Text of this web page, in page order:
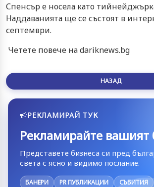
Спенсър е носела като
Наддаванията ще се състоят в
септември.
Четете повече на dariknews.bg
НАЗАД
РЕКЛАМИРАЙ ТУК
Рекламирайте вашият
Представете бизнеса си пред
света с ясно и видимо послание.
БАНЕРИ PR ПУБЛИКАЦИИ СЪБИТИЯ